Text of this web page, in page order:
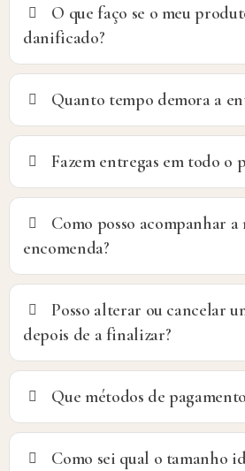
O que faço se o meu
danificado?
Quanto tempo demora a
Fazem entregas em todo o
Como posso acompanhar
encomenda?
Posso alterar ou cancelar
depois de a finalizar?
Que métodos de
Como sei qual o tamanho